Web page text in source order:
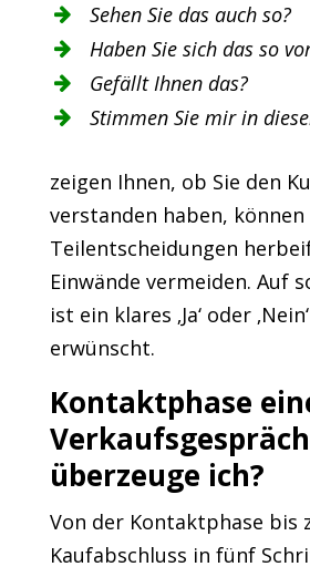
Sehen Sie das auch so?
Haben Sie sich das so
Gefällt Ihnen das?
Stimmen Sie mir in
zeigen Ihnen, ob Sie den
verstanden haben, können
Teilentscheidungen
Einwände vermeiden. Auf
ist ein klares ‚Ja‘ oder
erwünscht.
Kontaktphase
überzeuge ich?
Von der Kontaktphase bis
Kaufabschluss in fünf